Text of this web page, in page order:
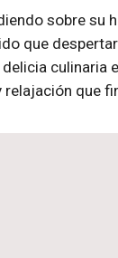
sobre su
que
culinaria
que